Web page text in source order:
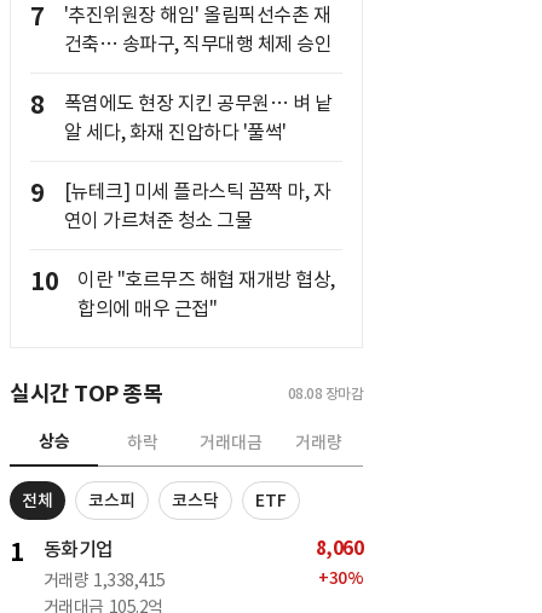
7
'추진위원장 해임' 올림픽선수촌 재
건축… 송파구, 직무대행 체제 승인
8
폭염에도 현장 지킨 공무원… 벼 낱
알 세다, 화재 진압하다 '풀썩'
9
[뉴테크] 미세 플라스틱 꼼짝 마, 자
연이 가르쳐준 청소 그물
10
이란 "호르무즈 해협 재개방 협상,
합의에 매우 근접"
실시간 TOP 종목 08.08 장마감
상승 하락 거래대금 거래량
전체 코스피 코스닥 ETF
1 동화기업
거래량 1,338,415
거래대금 105.2억
8,060
+30%